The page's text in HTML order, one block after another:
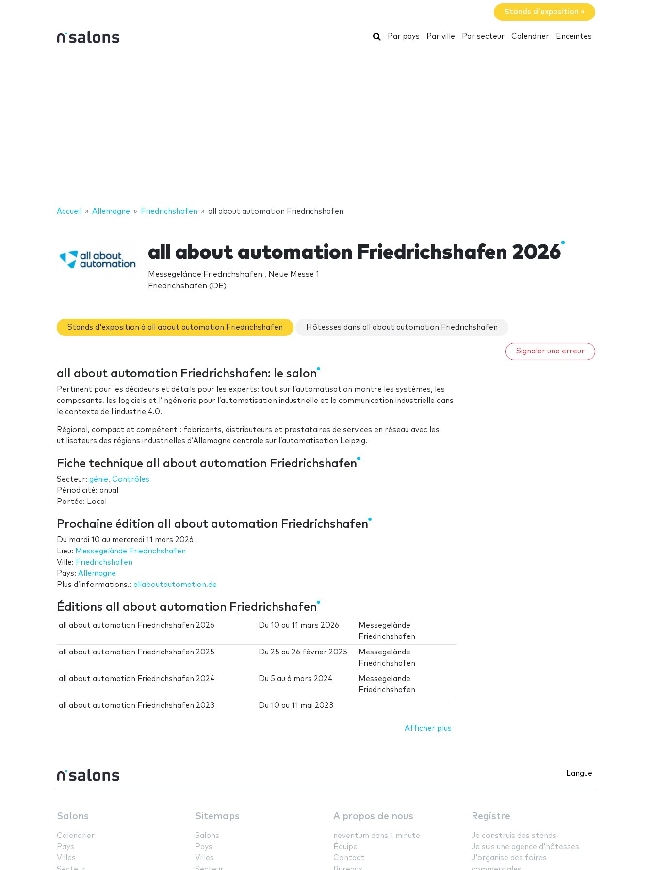
Stands d'exposition »
Rechercher
Par pays Par ville Par secteur Calendrier Enceintes
Accueil Allemagne Friedrichshafen all about automation Friedrichshafen
all about automation Friedrichshafen 2026
Messegelände Friedrichshafen , Neue Messe 1
Friedrichshafen (DE)
Stands d'exposition à all about automation Friedrichshafen Hôtesses dans all about automation Friedrichshafen
Signaler une erreur
all about automation Friedrichshafen: le salon
Pertinent pour les décideurs et détails pour les experts: tout sur l’automatisation montre les systèmes, les
composants, les logiciels et l’ingénierie pour l’automatisation industrielle et la communication industrielle dans
le contexte de l’industrie 4.0.
Régional, compact et compétent : fabricants, distributeurs et prestataires de services en réseau avec les
utilisateurs des régions industrielles d’Allemagne centrale sur l’automatisation Leipzig.
Fiche technique all about automation Friedrichshafen
Secteur: génie, Contrôles
Périodicité: anual
Portée: Local
Prochaine édition all about automation Friedrichshafen
Du mardi 10 au mercredi 11 mars 2026
Lieu: Messegelände Friedrichshafen
Ville: Friedrichshafen
Pays: Allemagne
Plus d’informations.: allaboutautomation.de
Éditions all about automation Friedrichshafen
all about automation Friedrichshafen 2026 Du10 au11 mars 2026
Messegelände
Friedrichshafen
all about automation Friedrichshafen 2025 Du 25 au 26 février 2025
Messegelände
Friedrichshafen
all about automation Friedrichshafen 2024 Du 5 au6 mars 2024
Messegelände
Friedrichshafen
all about automation Friedrichshafen 2023 Du10 au11 mai 2023
Afficher plus
Langue
Salons
Calendrier
Pays
Villes
Sitemaps
Salons
Pays
Villes
A propos de nous
neventum dans 1 minute
Équipe
Contact
Registre
Je construis des stands
Je suis une agence d'hôtesses
J'organise des foires